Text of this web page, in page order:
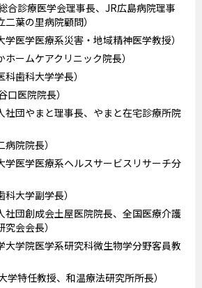
合診療医学会理事長、JR広島病院理事
葉の里病院顧問）
医学医療系災害・地域精神医学教授）
ームケアクリニック院長）
歯科大学学長）
口医院院長）
社団やまと理事長、やまと在宅診療所院
院院長）
学医学医療系ヘルスサービスリサーチ分
大学副学長）
社団創成会土屋医院院長、全国医療介護
会会長）
大学院医学系研究科微生物学分野客員教
学特任教授、和温療法研究所所長）